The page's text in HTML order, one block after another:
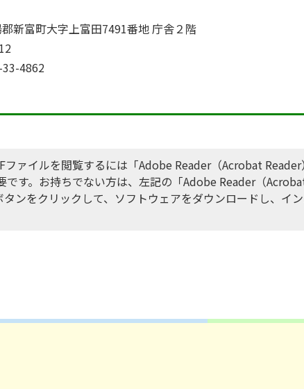
新富町大字上富田7491番地 庁舎２階
4862
ファイルを閲覧するには「Adobe Reader（Acrobat
です。お持ちでない方は、左記の「Adobe Reader（
ンをクリックして、ソフトウェアをダウンロードし、イ